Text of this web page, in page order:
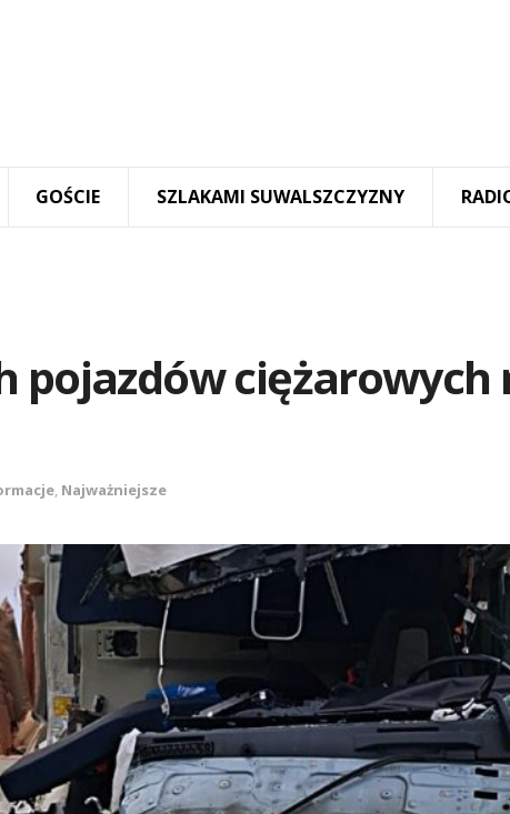
GOŚCIE SZLAKAMI SUWALSZCZYZNY
pojazdów ciężarowych
, Najważniejsze